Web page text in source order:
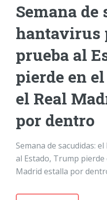
Semana de
hantavirus
prueba al
pierde en
el Real
por dentro
Semana de sacudidas:
al Estado, Trump pierde
Madrid estalla por